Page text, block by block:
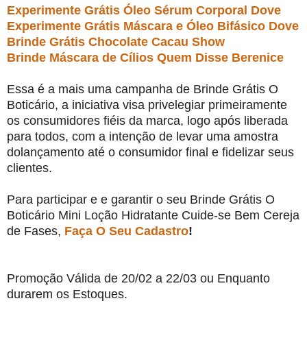
Experimente Grátis Óleo Sérum Corporal Dove
Experimente Grátis Máscara e Óleo Bifásico Dove
Brinde Grátis Chocolate Cacau Show
Brinde Máscara de Cílios Quem Disse Berenice
Essa é a mais uma campanha de Brinde Grátis O
Boticário, a iniciativa visa privelegiar primeiramente
os consumidores fiéis da marca, logo após liberada
para todos, com a intenção de levar uma amostra
dolançamento até o consumidor final e fidelizar seus
clientes.
Para participar e e garantir o seu Brinde Grátis O
Boticário Mini Loção Hidratante Cuide-se Bem Cereja
de Fases, Faça O Seu Cadastro!
Promoção Válida de 20/02 a 22/03 ou Enquanto
durarem os Estoques.